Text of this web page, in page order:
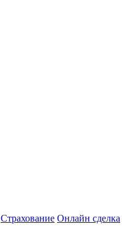
Страхование Онлайн сделка